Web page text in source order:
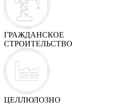
ГРАЖДАНСКОЕ
СТРОИТЕЛЬСТВО
ЦЕЛЛЮЛОЗНО